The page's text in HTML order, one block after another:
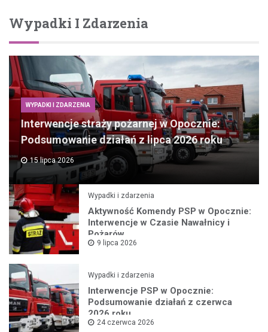
Wypadki I Zdarzenia
WYPADKI I ZDARZENIA
Interwencje straży pożarnej w Opocznie:
Podsumowanie działań z lipca 2026 roku
15 lipca 2026
Wypadki i zdarzenia
Aktywność Komendy PSP w Opocznie:
Interwencje w Czasie Nawałnicy i
Pożarów
9 lipca 2026
Wypadki i zdarzenia
Interwencje PSP w Opocznie:
Podsumowanie działań z czerwca
2026 roku
24 czerwca 2026